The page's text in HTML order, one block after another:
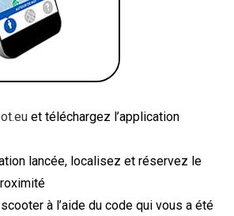
et téléchargez l’application
lancée, localisez et réservez le
à l’aide du code qui vous a été